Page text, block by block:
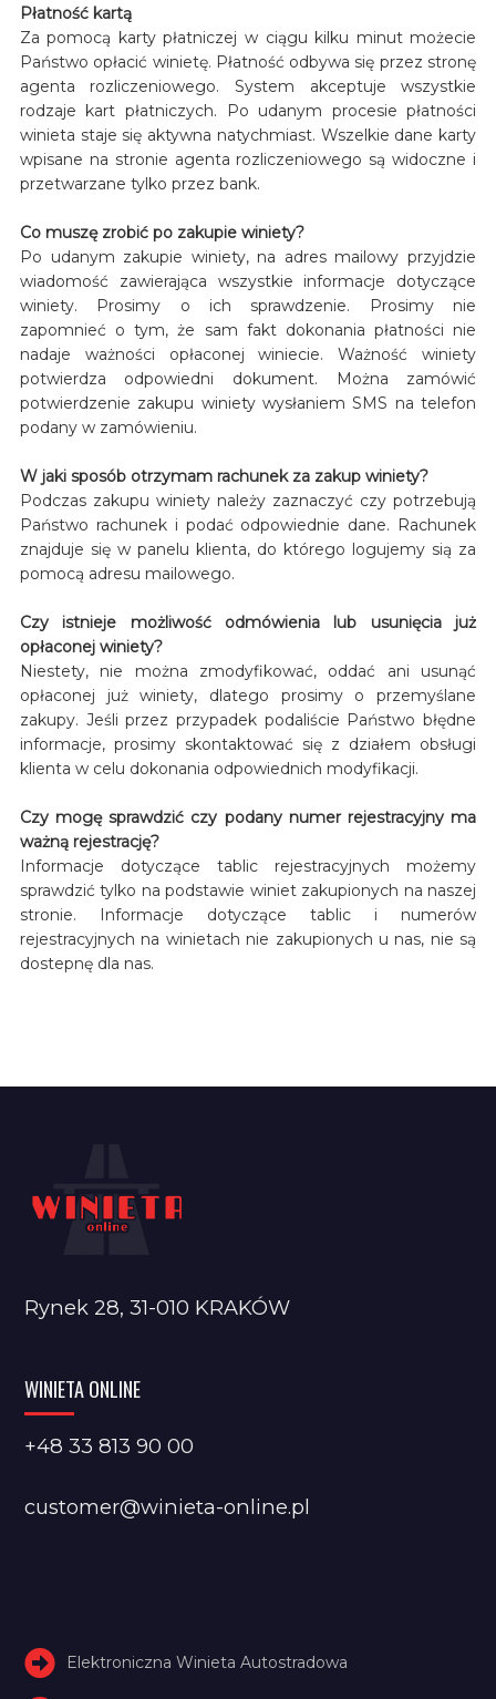
Płatność kartą
Za pomocą karty płatniczej w ciągu kilku minut możecie
Państwo opłacić winietę. Płatność odbywa się przez stronę
agenta rozliczeniowego. System akceptuje wszystkie
rodzaje kart płatniczych. Po udanym procesie płatności
winieta staje się aktywna natychmiast. Wszelkie dane karty
wpisane na stronie agenta rozliczeniowego są widoczne i
przetwarzane tylko przez bank.
Co muszę zrobić po zakupie winiety?
Po udanym zakupie winiety, na adres mailowy przyjdzie
wiadomość zawierająca wszystkie informacje dotyczące
winiety. Prosimy o ich sprawdzenie. Prosimy nie
zapomnieć o tym, że sam fakt dokonania płatności nie
nadaje ważności opłaconej winiecie. Ważność winiety
potwierdza odpowiedni dokument. Można zamówić
potwierdzenie zakupu winiety wysłaniem SMS na telefon
podany w zamówieniu.
W jaki sposób otrzymam rachunek za zakup winiety?
Podczas zakupu winiety należy zaznaczyć czy potrzebują
Państwo rachunek i podać odpowiednie dane. Rachunek
znajduje się w panelu klienta, do którego logujemy sią za
pomocą adresu mailowego.
Czy istnieje możliwość odmówienia lub usunięcia już
opłaconej winiety?
Niestety, nie można zmodyfikować, oddać ani usunąć
opłaconej już winiety, dlatego prosimy o przemyślane
zakupy. Jeśli przez przypadek podaliście Państwo błędne
informacje, prosimy skontaktować się z działem obsługi
klienta w celu dokonania odpowiednich modyfikacji.
Czy mogę sprawdzić czy podany numer rejestracyjny ma
ważną rejestrację?
Informacje dotyczące tablic rejestracyjnych możemy
sprawdzić tylko na podstawie winiet zakupionych na naszej
stronie. Informacje dotyczące tablic i numerów
rejestracyjnych na winietach nie zakupionych u nas, nie są
dostepnę dla nas.
Rynek 28, 31-010 KRAKÓW
WINIETA ONLINE
+48 33 813 90 00
customer@winieta-online.pl
Elektroniczna Winieta Autostradowa